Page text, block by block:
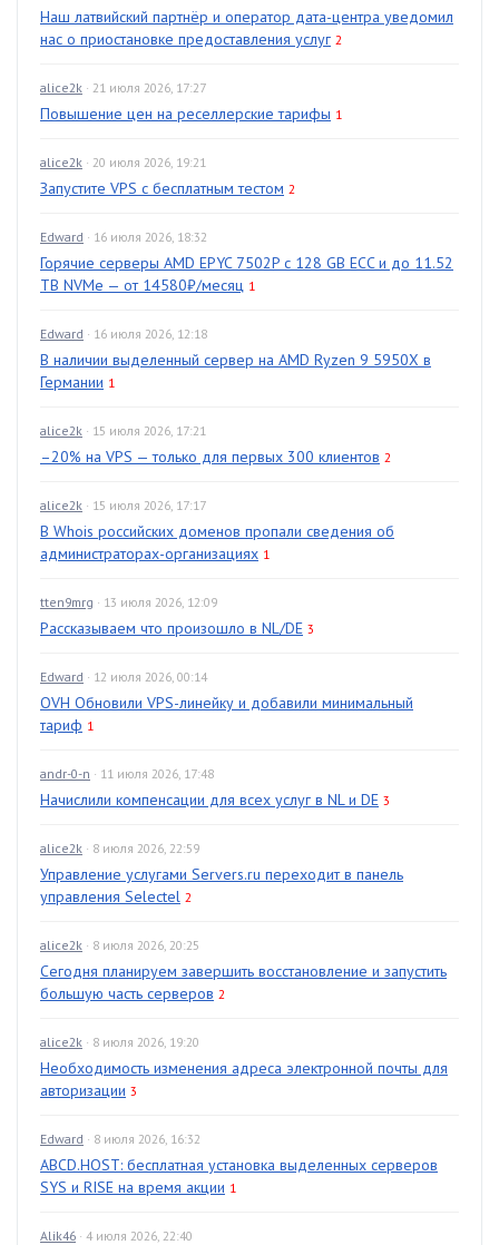
Наш латвийский партнёр и оператор дата-центра уведомил
нас о приостановке предоставления услуг 2
alice2k · 21 июля 2026, 17:27
Повышение цен на реселлерские тарифы 1
alice2k · 20 июля 2026, 19:21
Запустите VPS с бесплатным тестом 2
Edward · 16 июля 2026, 18:32
Горячие серверы AMD EPYC 7502P с 128 GB ECC и до 11.52
TB NVMe — от 14580₽/месяц 1
Edward · 16 июля 2026, 12:18
В наличии выделенный сервер на AMD Ryzen 9 5950X в
Германии 1
alice2k · 15 июля 2026, 17:21
–20% на VPS — только для первых 300 клиентов 2
alice2k · 15 июля 2026, 17:17
В Whois российских доменов пропали сведения об
администраторах-организациях 1
tten9mrg · 13 июля 2026, 12:09
Рассказываем что произошло в NL/DE 3
Edward · 12 июля 2026, 00:14
OVH Обновили VPS-линейку и добавили минимальный
тариф 1
andr-0-n · 11 июля 2026, 17:48
Начислили компенсации для всех услуг в NL и DE 3
alice2k · 8 июля 2026, 22:59
Управление услугами Servers.ru переходит в панель
управления Selectel 2
alice2k · 8 июля 2026, 20:25
Сегодня планируем завершить восстановление и запустить
большую часть серверов 2
alice2k · 8 июля 2026, 19:20
Необходимость изменения адреса электронной почты для
авторизации 3
Edward · 8 июля 2026, 16:32
ABCD.HOST: бесплатная установка выделенных серверов
SYS и RISE на время акции 1
Alik46 · 4 июля 2026, 22:40